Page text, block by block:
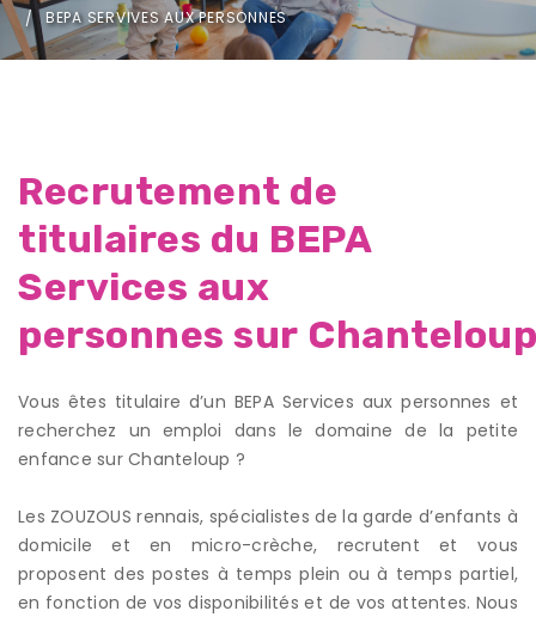
BEPA SERVIVES AUX PERSONNES
Recrutement de
titulaires du BEPA
Services aux
personnes sur Chanteloup
Vous êtes titulaire d’un BEPA Services aux personnes et
recherchez un emploi dans le domaine de la petite
enfance sur Chanteloup ?
Les ZOUZOUS rennais, spécialistes de la garde d’enfants à
domicile et en micro-crèche, recrutent et vous
proposent des postes à temps plein ou à temps partiel,
en fonction de vos disponibilités et de vos attentes. Nous